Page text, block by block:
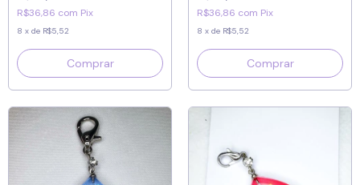
R$36,86 com Pix
8 x de R$5,52
R$36,86 com Pix
8 x de R$5,52